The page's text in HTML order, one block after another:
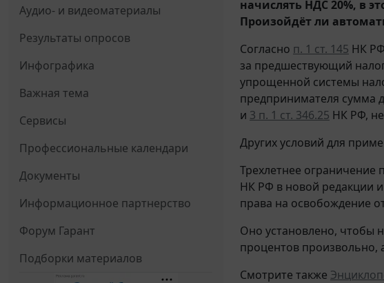
Аудио- и видеоматериалы
Результаты опросов
Инфографика
Важная тема
Сервисы
Профессиональные календари
Документы
Информационное партнерство
Форум Гарант
Подборки материалов
начислять НДС 20%, в
Произойдёт ли
Согласно п. 1 ст. 145 НК
за предшествующий
упрощенной системы
предпринимателя сумма
и 3 п. 1 ст. 346.25 НК РФ,
Других условий для
Трехлетнее
НК РФ в новой редакции
права на освобождение
Оно установлено, чтобы
процентов произвольно,
Смотрите также